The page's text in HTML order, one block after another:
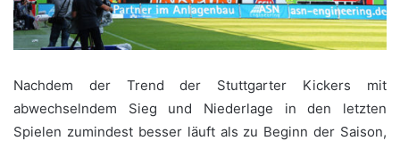
Nachdem der Trend der Stuttgarter Kickers mit
abwechselndem Sieg und Niederlage in den letzten
Spielen zumindest besser läuft als zu Beginn der Saison,